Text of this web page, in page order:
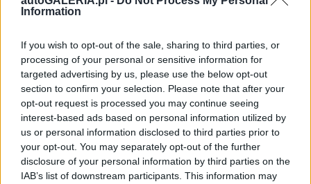
Information
If you wish to opt-out of the sale, sharing to third parties, or
processing of your personal or sensitive information for
targeted advertising by us, please use the below opt-out
section to confirm your selection. Please note that after your
opt-out request is processed you may continue seeing
interest-based ads based on personal information utilized by
us or personal information disclosed to third parties prior to
your opt-out. You may separately opt-out of the further
disclosure of your personal information by third parties on the
IAB’s list of downstream participants. This information may